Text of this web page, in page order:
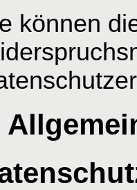
können